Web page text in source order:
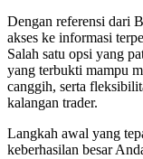
Dengan referensi dari
akses ke informasi
Salah satu opsi yang
yang terbukti mampu
canggih, serta
kalangan trader.
Langkah awal yang
keberhasilan besar